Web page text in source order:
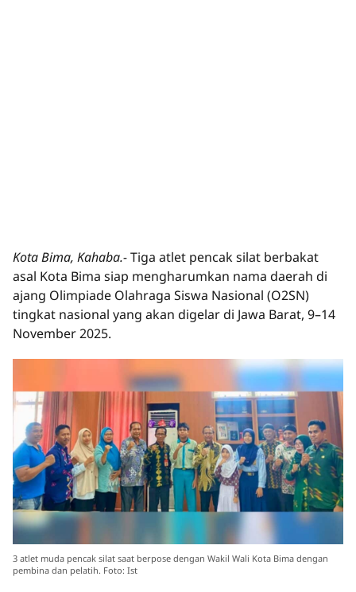
Kota Bima, Kahaba.-Tiga atlet pencak silat berbakat
asal Kota Bima siap mengharumkan nama daerah di
ajang Olimpiade Olahraga Siswa Nasional (O2SN)
tingkat nasional yang akan digelar di Jawa Barat, 9–14
November 2025.
3 atlet muda pencak silat saat berpose dengan Wakil Wali Kota Bima dengan
pembina dan pelatih. Foto: Ist